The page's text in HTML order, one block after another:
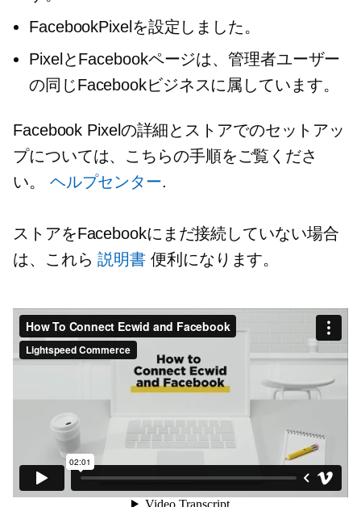
FacebookPixelを設定しました。
PixelとFacebookページは、管理者ユーザー
の同じFacebookビジネスに属しています。
Facebook Pixelの詳細とストアでのセットアッ
プについては、こちらの手順をご覧くださ
い。 ヘルプセンター.
ストアをFacebookにまだ接続していない場合
は、これら説明書 便利になります。